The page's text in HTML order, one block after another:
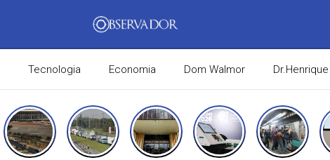
Tecnologia Economia Dom Walmor Dr.Henrique